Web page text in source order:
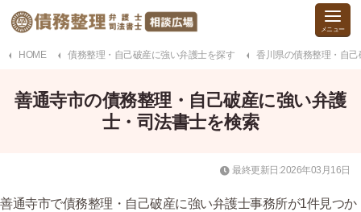
HOME 債務整理・自己破産に強い弁護士を探す 香川県の債務整理・自
善通寺市の債務整理・自己破産に強い弁護
士・司法書士を検索
最終更新日:2026年03月16日
善通寺市で債務整理・自己破産に強い弁護士事務所が1件見つか